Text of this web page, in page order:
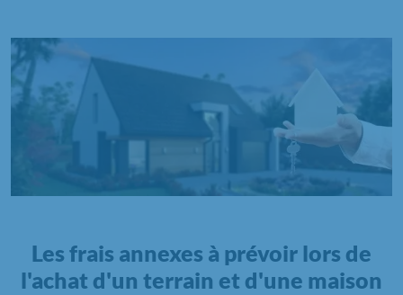
Les frais annexes à prévoir lors de
l'achat d'un terrain et d'une maison